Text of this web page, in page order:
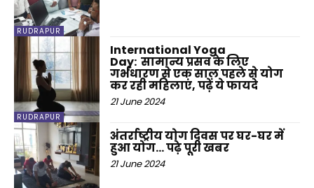
RUDRAPUR
RUDRAPUR
International Yoga
Day: सामान्य प्रसव के लिए
गर्भधारण से एक साल पहले से योग
कर रही महिलाएं, पढ़ें ये फायदे
21 June 2024
अंतर्राष्ट्रीय योग दिवस पर घर-घर में
हुआ योग… पढ़े पूरी खबर
21 June 2024